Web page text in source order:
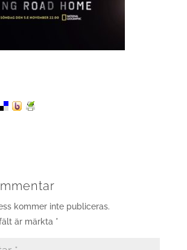
kommer inte publiceras.
är märkta *